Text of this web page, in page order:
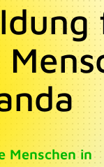
Menschen in